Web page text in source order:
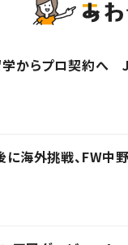
学からプロ契約へ
に海外挑戦、FW